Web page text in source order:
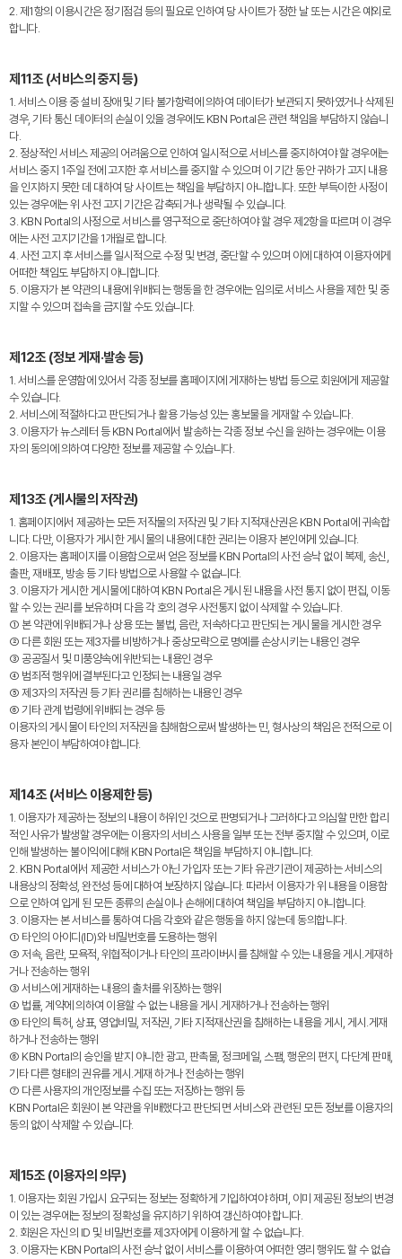
2. 제1항의 이용시간은 정기점검 등의 필요로 인하여 당 사이트가 정한 날 또는 시간은 예외로
합니다.
제11조 (서비스의 중지 등)
1. 서비스 이용 중 설비 장애 및 기타 불가항력에 의하여 데이터가 보관되지 못하였거나 삭제된
경우, 기타 통신 데이터의 손실이 있을 경우에도 KBN Portal은 관련 책임을 부담하지 않습니
다.
2. 정상적인 서비스 제공의 어려움으로 인하여 일시적으로 서비스를 중지하여야 할 경우에는
서비스 중지 1주일 전에 고지한 후 서비스를 중지할 수 있으며 이 기간 동안 귀하가 고지 내용
을 인지하지 못한 데 대하여 당 사이트는 책임을 부담하지 아니합니다. 또한 부득이한 사정이
있는 경우에는 위 사전 고지 기간은 감축되거나 생략될 수 있습니다.
3. KBN Portal의 사정으로 서비스를 영구적으로 중단하여야 할 경우 제2항을 따르며 이 경우
에는 사전 고지기간을 1개월로 합니다.
4. 사전 고지 후 서비스를 일시적으로 수정 및 변경, 중단할 수 있으며 이에 대하여 이용자에게
어떠한 책임도 부담하지 아니합니다.
5. 이용자가 본 약관의 내용에 위배되는 행동을 한 경우에는 임의로 서비스 사용을 제한 및 중
지할 수 있으며 접속을 금지할 수도 있습니다.
제12조 (정보 게재·발송 등)
1. 서비스를 운영함에 있어서 각종 정보를 홈페이지에 게재하는 방법 등으로 회원에게 제공할
수 있습니다.
2. 서비스에 적절하다고 판단되거나 활용 가능성 있는 홍보물을 게재할 수 있습니다.
3. 이용자가 뉴스레터 등 KBN Portal에서 발송하는 각종 정보 수신을 원하는 경우에는 이용
자의 동의에 의하여 다양한 정보를 제공할 수 있습니다.
제13조 (게시물의 저작권)
1. 홈페이지에서 제공하는 모든 저작물의 저작권 및 기타 지적재산권은 KBN Portal에 귀속합
니다. 다만, 이용자가 게시한 게시물의 내용에 대한 권리는 이용자 본인에게 있습니다.
2. 이용자는 홈페이지를 이용함으로써 얻은 정보를 KBN Portal의 사전 승낙 없이 복제, 송신,
출판, 재배포, 방송 등 기타 방법으로 사용할 수 없습니다.
3. 이용자가 게시한 게시물에 대하여 KBN Portal은 게시된 내용을 사전 통지 없이 편집, 이동
할 수 있는 권리를 보유하며 다음 각 호의 경우 사전통지 없이 삭제할 수 있습니다.
① 본 약관에 위배되거나 상용 또는 불법, 음란, 저속하다고 판단되는 게시물을 게시한 경우
② 다른 회원 또는 제3자를 비방하거나 중상모략으로 명예를 손상시키는 내용인 경우
③ 공공질서 및 미풍양속에 위반되는 내용인 경우
④ 범죄적 행위에 결부된다고 인정되는 내용일 경우
⑤ 제3자의 저작권 등 기타 권리를 침해하는 내용인 경우
⑥ 기타 관계 법령에 위배되는 경우 등
이용자의 게시물이 타인의 저작권을 침해함으로써 발생하는 민, 형사상의 책임은 전적으로 이
용자 본인이 부담하여야 합니다.
제14조 (서비스 이용제한 등)
1. 이용자가 제공하는 정보의 내용이 허위인 것으로 판명되거나 그러하다고 의심할 만한 합리
적인 사유가 발생할 경우에는 이용자의 서비스 사용을 일부 또는 전부 중지할 수 있으며, 이로
인해 발생하는 불이익에 대해 KBN Portal은 책임을 부담하지 아니합니다.
2. KBN Portal에서 제공한 서비스가 아닌 가입자 또는 기타 유관기관이 제공하는 서비스의
내용상의 정확성, 완전성 등에 대하여 보장하지 않습니다. 따라서 이용자가 위 내용을 이용함
으로 인하여 입게 된 모든 종류의 손실이나 손해에 대하여 책임을 부담하지 아니합니다.
3. 이용자는 본 서비스를 통하여 다음 각호와 같은 행동을 하지 않는데 동의합니다.
① 타인의 아이디(ID)와 비밀번호를 도용하는 행위
② 저속, 음란, 모욕적, 위협적이거나 타인의 프라이버시를 침해할 수 있는 내용을 게시․게재하
거나 전송하는 행위
③ 서비스에 게재하는 내용의 출처를 위장하는 행위
④ 법률, 계약에 의하여 이용할 수 없는 내용을 게시․게재하거나 전송하는 행위
⑤ 타인의 특허, 상표, 영업비밀, 저작권, 기타 지적재산권을 침해하는 내용을 게시, 게시․게재
하거나 전송하는 행위
⑥ KBN Portal의 승인을 받지 아니한 광고, 판촉물, 정크메일, 스팸, 행운의 편지, 다단계 판매,
기타 다른 형태의 권유를 게시․게재 하거나 전송하는 행위
⑦ 다른 사용자의 개인정보를 수집 또는 저장하는 행위 등
KBN Portal은 회원이 본 약관을 위배했다고 판단되면 서비스와 관련된 모든 정보를 이용자의
동의 없이 삭제할 수 있습니다.
제15조 (이용자의 의무)
1. 이용자는 회원 가입시 요구되는 정보는 정확하게 기입하여야 하며, 이미 제공된 정보의 변경
이 있는 경우에는 정보의 정확성을 유지하기 위하여 갱신하여야 합니다.
2. 회원은 자신의 ID 및 비밀번호를 제3자에게 이용하게 할 수 없습니다.
3. 이용자는 KBN Portal의 사전 승낙 없이 서비스를 이용하여 어떠한 영리 행위도 할 수 없습